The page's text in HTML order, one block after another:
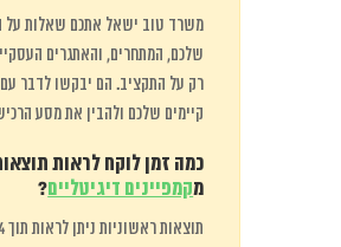
משרד טוב ישאל אתכם שאלות על
שלכם, המתחרים, והאתגרים
רק על התקציב. הם יבקשו לדבר עם
קיימים שלכם ולהבין את מסע
כמה זמן לוקח לראות
מקמפיינים דיגיטליים?